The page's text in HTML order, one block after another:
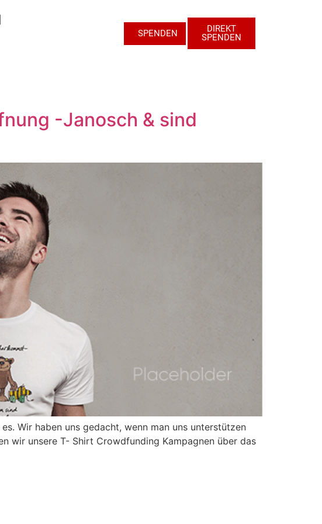
SPENDEN
DIREKT
SPENDEN
-Janosch & sind
Wir haben uns gedacht, wenn man uns unterstützen
wir unsere T- Shirt Crowdfunding Kampagnen über das